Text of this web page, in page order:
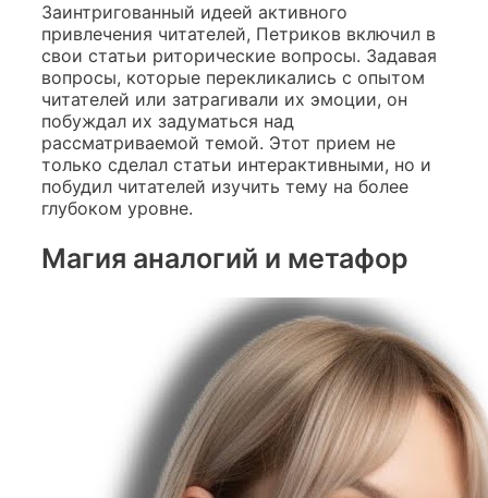
Заинтригованный идеей активного
привлечения читателей, Петриков включил в
свои статьи риторические вопросы. Задавая
вопросы, которые перекликались с опытом
читателей или затрагивали их эмоции, он
побуждал их задуматься над
рассматриваемой темой. Этот прием не
только сделал статьи интерактивными, но и
побудил читателей изучить тему на более
глубоком уровне.
Магия аналогий и метафор